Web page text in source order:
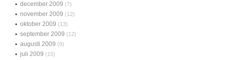
december 2009 (7)
november 2009 (12)
oktober 2009 (13)
september 2009 (12)
augusti 2009 (9)
juli 2009 (15)